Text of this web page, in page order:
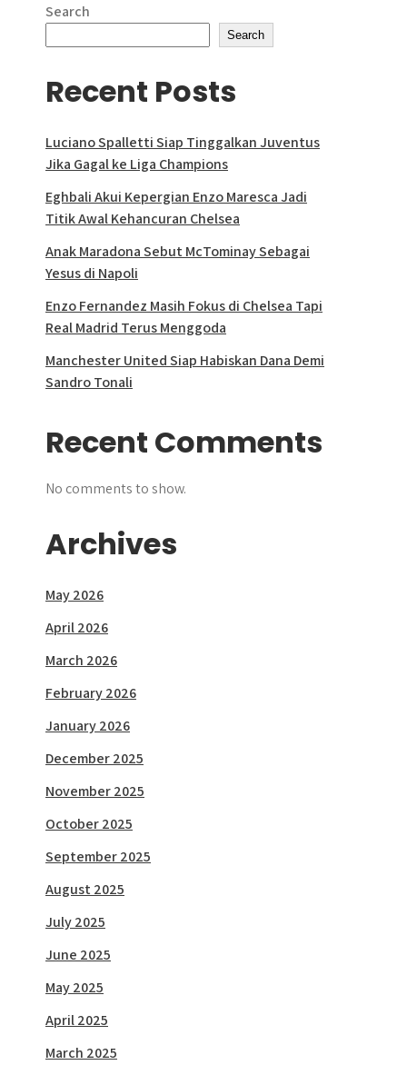
Search
Search
Recent Posts
Luciano Spalletti Siap Tinggalkan Juventus
Jika Gagal ke Liga Champions
Eghbali Akui Kepergian Enzo Maresca Jadi
Titik Awal Kehancuran Chelsea
Anak Maradona Sebut McTominay Sebagai
Yesus di Napoli
Enzo Fernandez Masih Fokus di Chelsea Tapi
Real Madrid Terus Menggoda
Manchester United Siap Habiskan Dana Demi
Sandro Tonali
Recent Comments
No comments to show.
Archives
May 2026
April 2026
March 2026
February 2026
January 2026
December 2025
November 2025
October 2025
September 2025
August 2025
July 2025
June 2025
May 2025
April 2025
March 2025